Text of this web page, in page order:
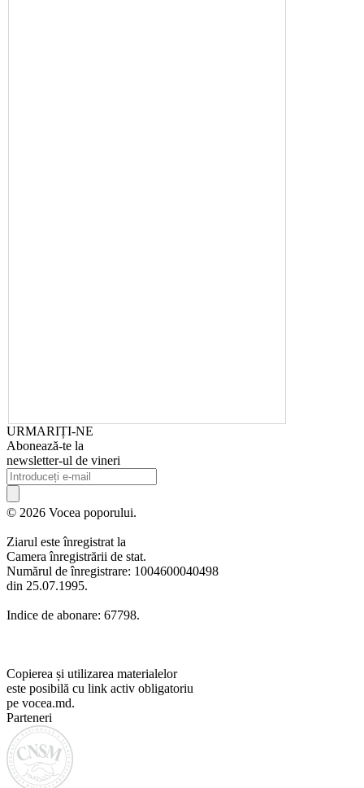
URMARIȚI-NE
Abonează-te la
newsletter-ul de vineri
© 2026 Vocea poporului.
Ziarul este înregistrat la
Camera înregistrării de stat.
Numărul de înregistrare: 1004600040498
din 25.07.1995.
Indice de abonare: 67798.
Copierea și utilizarea materialelor
este posibilă cu link activ obligatoriu
pe vocea.md.
Parteneri